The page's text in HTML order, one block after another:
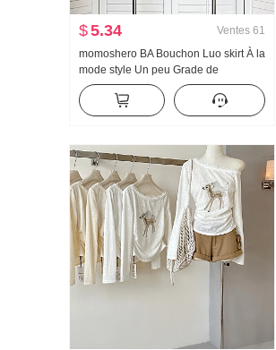
$5.34 Ventes 61
momoshero BA Bouchon Luo skirt À la
mode style Un peu Grade de
Vêtement de travail Bicolore Jupe
courte